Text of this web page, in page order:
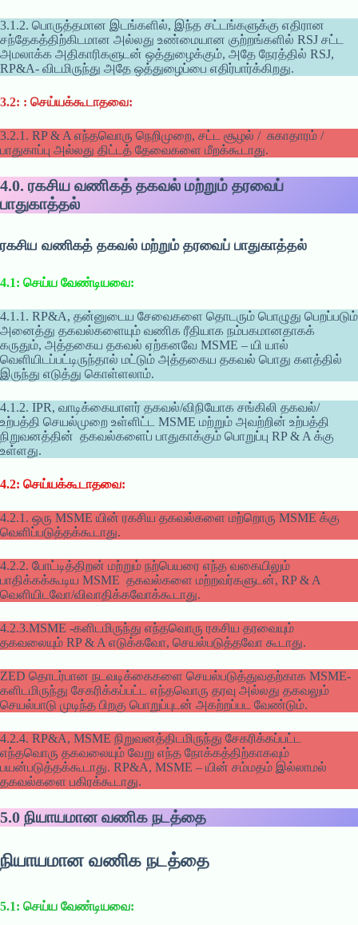
3.1.2. பொருத்தமான இடங்களில், இந்த சட்டங்களுக்கு எதிரான
சந்தேகத்திற்கிடமான அல்லது உண்மையான குற்றங்களில் RSJ சட்ட
அமலாக்க அதிகாரிகளுடன் ஒத்துழைக்கும், அதே நேரத்தில் RSJ,
RP&A- விடமிருந்து அதே ஒத்துழைப்பை எதிர்பார்க்கிறது.
3.2: : செய்யக்கூடாதவை:
3.2.1. RP & A எந்தவொரு நெறிமுறை, சட்ட சூழல் / சுகாதாரம் /
பாதுகாப்பு அல்லது திட்டத் தேவைகளை மீறக்கூடாது.
4.0. ரகசிய வணிகத் தகவல் மற்றும் தரவைப்
பாதுகாத்தல்
ரகசிய வணிகத் தகவல் மற்றும் தரவைப் பாதுகாத்தல்
4.1: செய்ய வேண்டியவை:
4.1.1. RP&A, தன்னுடைய சேவைகளை தொடரும் பொழுது பெறப்படும்
அனைத்து தகவல்களையும் வணிக ரீதியாக நம்பகமானதாகக்
கருதும், அத்தகைய தகவல் ஏற்கனவே MSME – யி யால்
வெளியிடப்பட்டிருந்தால் மட்டும் அத்தகைய தகவல் பொது களத்தில்
இருந்து எடுத்து கொள்ளலாம்.
4.1.2. IPR, வாடிக்கையாளர் தகவல்/விநியோக சங்கிலி தகவல்/
உற்பத்தி செயல்முறை உள்ளிட்ட MSME மற்றும் அவற்றின் உற்பத்தி
நிறுவனத்தின் தகவல்களைப் பாதுகாக்கும் பொறுப்பு RP & A க்கு
உள்ளது.
4.2: செய்யக்கூடாதவை:
4.2.1. ஒரு MSME யின் ரகசிய தகவல்களை மற்றொரு MSME க்கு
வெளிப்படுத்தக்கூடாது.
4.2.2. போட்டித்திறன் மற்றும் நற்பெயரை எந்த வகையிலும்
பாதிக்கக்கூடிய MSME தகவல்களை மற்றவர்களுடன், RP & A
வெளியிடவோ/விவாதிக்கவோக்கூடாது.
4.2.3.MSME -களிடமிருந்து எந்தவொரு ரகசிய தரவையும்
தகவலையும் RP & A எடுக்கவோ, செயல்படுத்தவோ கூடாது.
ZED தொடர்பான நடவடிக்கைகளை செயல்படுத்துவதற்காக MSME-
களிடமிருந்து சேகரிக்கப்பட்ட எந்தவொரு தரவு அல்லது தகவலும்
செயல்பாடு முடிந்த பிறகு பொறுப்புடன் அகற்றப்பட வேண்டும்.
4.2.4. RP&A, MSME நிறுவனத்திடமிருந்து சேகரிக்கப்பட்ட
எந்தவொரு தகவலையும் வேறு எந்த நோக்கத்திற்காகவும்
பயன்படுத்தக்கூடாது. RP&A, MSME – யின் சம்மதம் இல்லாமல்
தகவல்களை பகிரக்கூடாது.
5.0 நியாயமான வணிக நடத்தை
நியாயமான வணிக நடத்தை
5.1: செய்ய வேண்டியவை: